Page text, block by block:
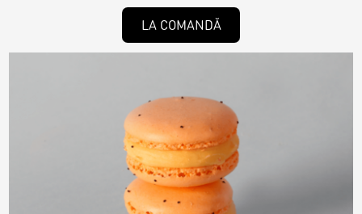
LA COMANDĂ